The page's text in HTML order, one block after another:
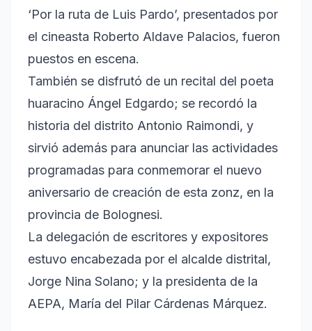
‘Por la ruta de Luis Pardo’, presentados por
el cineasta Roberto Aldave Palacios, fueron
puestos en escena.
También se disfrutó de un recital del poeta
huaracino Ángel Edgardo; se recordó la
historia del distrito Antonio Raimondi, y
sirvió además para anunciar las actividades
programadas para conmemorar el nuevo
aniversario de creación de esta zonz, en la
provincia de Bolognesi.
La delegación de escritores y expositores
estuvo encabezada por el alcalde distrital,
Jorge Nina Solano; y la presidenta de la
AEPA, María del Pilar Cárdenas Márquez.